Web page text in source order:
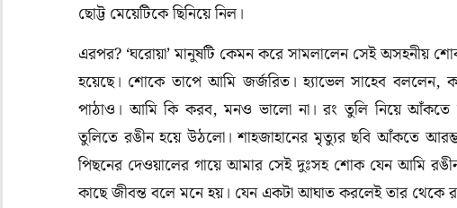
ছোট্ট মেয়েটিকে ছিনিয়ে নিল।
এরপর? ‘ঘরোয়া’মানুষটি কেমন করে সামলালেন সেই অসহনীয়
হয়েছে। শোকে তাপে আমি জর্জরিত। হ্যাভেল সাহেব বললেন,
পাঠাও। আমি কি করব,মনও ভালো না। রং তুলি নিয়ে
তুলিতে রঙীন হয়ে উঠলো। শাহজাহানের মৃত্যুর ছবি আঁকতে
পিছনের দেওয়ালের গায়ে আমার সেই দুঃসহ শোক যেন আমি
কাছে জীবন্ত বলে মনে হয়। যেন একটা আঘাত করলেই তার থেকে